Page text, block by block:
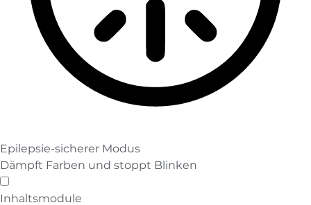
Epilepsie-sicherer Modus
Dämpft Farben und stoppt Blinken
Epilepsie-sicherer Modus
Inhaltsmodule